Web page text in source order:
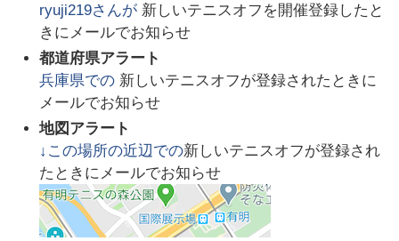
ryuji219さんが 新しいテニスオフを開催登録したと
きにメールでお知らせ
都道府県アラート
兵庫県での 新しいテニスオフが登録されたときに
メールでお知らせ
地図アラート
↓この場所の近辺での新しいテニスオフが登録され
たときにメールでお知らせ